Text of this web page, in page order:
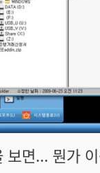
보면... 뭔가